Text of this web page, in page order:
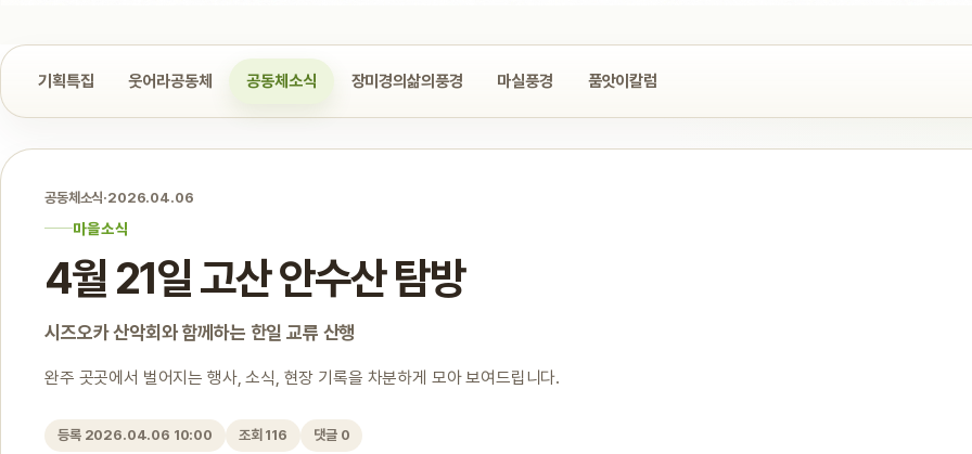
기획특집 웃어라공동체 공동체소식 장미경의삶의풍경 마실풍경 품앗이칼럼
공동체소식·2026.04.06
마을소식
4월 21일 고산 안수산 탐방
시즈오카 산악회와 함께하는 한일 교류 산행
완주 곳곳에서 벌어지는 행사, 소식, 현장 기록을 차분하게 모아 보여드립니다.
등록 2026.04.06 10:00 조회 116 댓글 0